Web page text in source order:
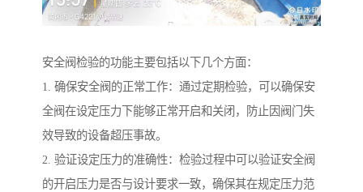
安全阀检验的功能主要包括以下几个方面：
1. 确保安全阀的正常工作：通过定期检验，可以确保安
全阀在设定压力下能够正常开启和关闭，防止因阀门失
效导致的设备超压事故。
2. 验证设定压力的准确性：检验过程中可以验证安全阀
的开启压力是否与设计要求一致，确保其在规定压力范